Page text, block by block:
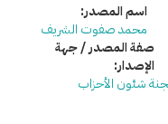
اسم المصدر:
محمد صفوت الشريف
صفة المصدر / جهة
الإصدار:
شئون الأحزاب